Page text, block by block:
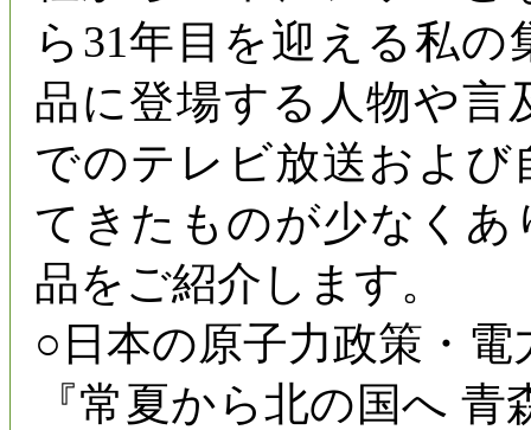
ら31年目を迎える私
品に登場する人物や
でのテレビ放送およ
てきたものが少なくあ
品をご紹介します。
○日本の原子力政策・電
『常夏から北の国へ